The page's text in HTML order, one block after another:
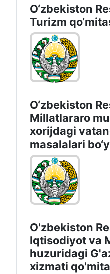
O‘zbekiston
Turizm
O‘zbekiston
Millatlararo
xorijdagi
masalalari
O'zbekiston
Iqtisodiyot vа
huzuridagi
xizmati